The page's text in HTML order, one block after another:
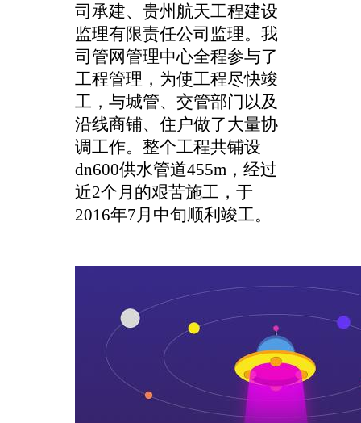
司承建、 贵州航天工程建设
监理有限责任公司 监理。我
司管网管理中心全程参与了
工程管理，为使工程尽快竣
工，与城管、交管部门以及
沿线商铺、住户做了大量协
调工作。整个工程共铺设
dn600供水管道455m，经过
近2个月的艰苦施工，于
2016年7月中旬顺利竣工。